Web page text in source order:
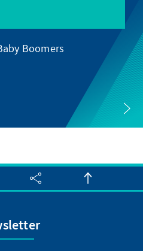
Boomers